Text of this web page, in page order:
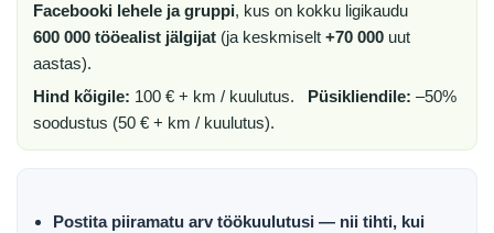
Facebooki lehele ja gruppi, kus on kokku ligikaudu
600 000 tööealist jälgijat (ja keskmiselt +70 000 uut
aastas).
Hind kõigile: 100 € + km / kuulutus. Püsikliendile: –50%
soodustus (50 € + km / kuulutus).
Postita piiramatu arv töökuulutusi — nii tihti, kui